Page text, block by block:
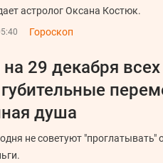
астролог Оксана Костюк.
Гороскоп
29 декабря
душа
не советуют